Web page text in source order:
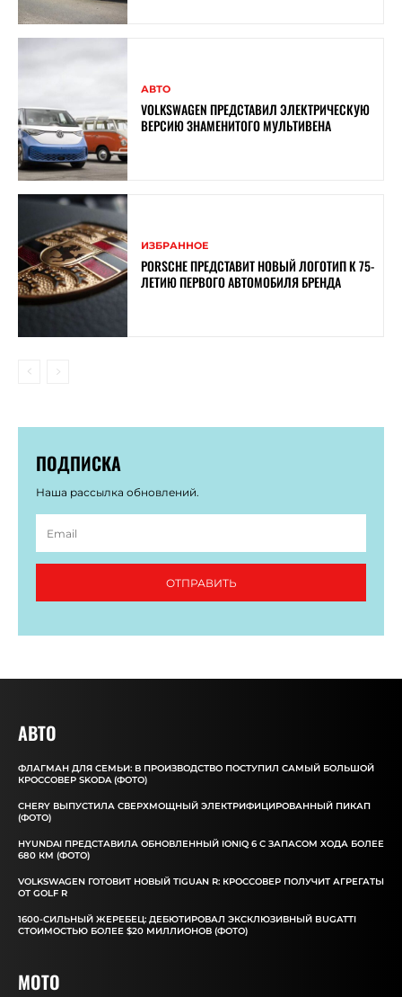
АВТО
VOLKSWAGEN ПРЕДСТАВИЛ ЭЛЕКТРИЧЕСКУЮ
ВЕРСИЮ ЗНАМЕНИТОГО МУЛЬТИВЕНА
ИЗБРАННОЕ
PORSCHE ПРЕДСТАВИТ НОВЫЙ ЛОГОТИП К 75-
ЛЕТИЮ ПЕРВОГО АВТОМОБИЛЯ БРЕНДА
ПОДПИСКА
Наша рассылка обновлений.
ОТПРАВИТЬ
АВТО
ФЛАГМАН ДЛЯ СЕМЬИ: В ПРОИЗВОДСТВО ПОСТУПИЛ САМЫЙ БОЛЬШОЙ
КРОССОВЕР SKODA (ФОТО)
CHERY ВЫПУСТИЛА СВЕРХМОЩНЫЙ ЭЛЕКТРИФИЦИРОВАННЫЙ ПИКАП
(ФОТО)
HYUNDAI ПРЕДСТАВИЛА ОБНОВЛЕННЫЙ IONIQ 6 С ЗАПАСОМ ХОДА БОЛЕЕ
680 КМ (ФОТО)
VOLKSWAGEN ГОТОВИТ НОВЫЙ TIGUAN R: КРОССОВЕР ПОЛУЧИТ АГРЕГАТЫ
ОТ GOLF R
1600-СИЛЬНЫЙ ЖЕРЕБЕЦ: ДЕБЮТИРОВАЛ ЭКСКЛЮЗИВНЫЙ BUGATTI
СТОИМОСТЬЮ БОЛЕЕ $20 МИЛЛИОНОВ (ФОТО)
MOTO